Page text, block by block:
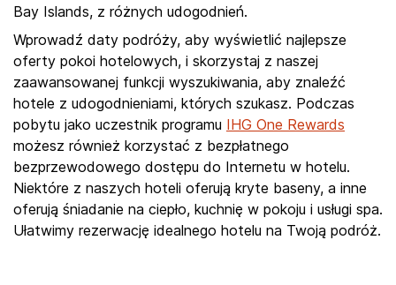
Bay Islands, z różnych udogodnień.
Wprowadź daty podróży, aby wyświetlić najlepsze
oferty pokoi hotelowych, i skorzystaj z naszej
zaawansowanej funkcji wyszukiwania, aby znaleźć
hotele z udogodnieniami, których szukasz. Podczas
pobytu jako uczestnik programu IHG One Rewards
możesz również korzystać z bezpłatnego
bezprzewodowego dostępu do Internetu w hotelu.
Niektóre z naszych hoteli oferują kryte baseny, a inne
oferują śniadanie na ciepło, kuchnię w pokoju i usługi spa.
Ułatwimy rezerwację idealnego hotelu na Twoją podróż.